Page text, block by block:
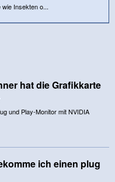
Insekten o...
hat die Grafikkarte
und Play-Monitor mit NVIDIA
ich einen plug